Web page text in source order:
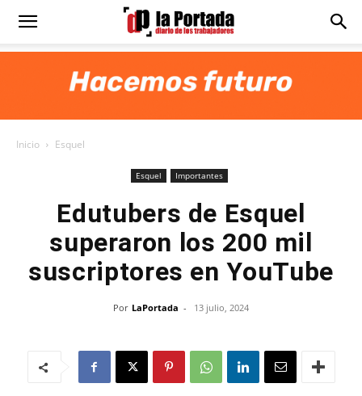
Diario
Inicio Esquel
Esquel Importantes
Edutubers de Esquel
superaron los 200 mil
suscriptores en YouTube
Por LaPortada - 13 julio, 2024